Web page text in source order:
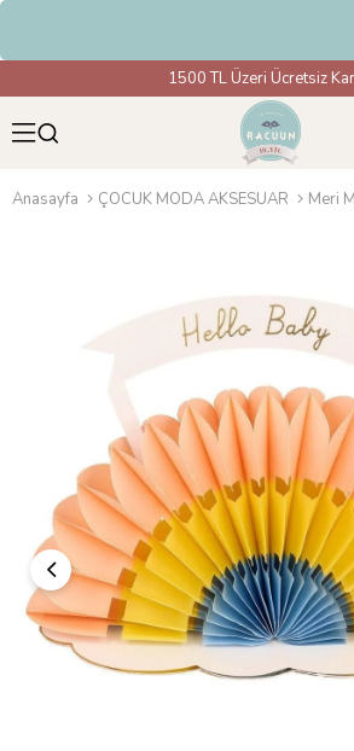
1500 TL Üzeri Ücretsiz
Anasayfa ÇOCUK MODA AKSESUAR Meri